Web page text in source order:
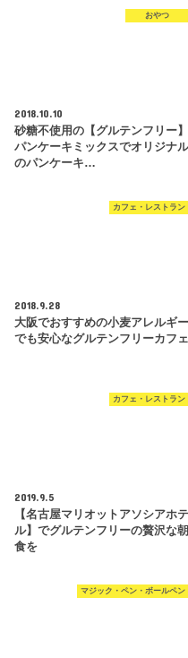
おやつ
2018.10.10
砂糖不使用の【グルテンフリー】
パンケーキミックスでオリジナ
のパンケーキ…
カフェ・レストラン
2018.9.28
大阪でおすすめの小麦アレルギー
でも安心なグルテンフリーカフェ
カフェ・レストラン
2019.9.5
【名古屋マリオットアソシアホテ
ル】でグルテンフリーの贅沢な朝
食を
マジック・ペン・ボールペン